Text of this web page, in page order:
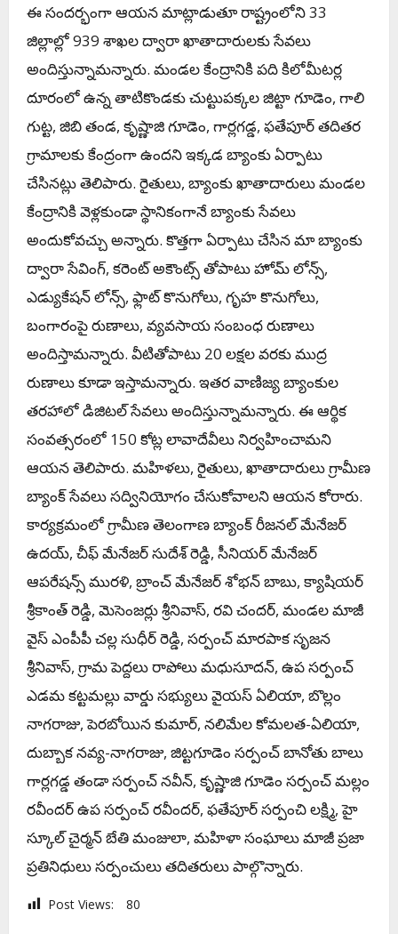
ఈ సందర్భంగా ఆయన మాట్లాడుతూ రాష్ట్రంలోని 33
జిల్లాల్లో 939 శాఖల ద్వారా ఖాతాదారులకు సేవలు
అందిస్తున్నామన్నారు. మండల కేంద్రానికి పది కిలోమీటర్ల
దూరంలో ఉన్న తాటికొండకు చుట్టుపక్కల జిట్టా గూడెం, గాలి
గుట్ట, జిబి తండ, కృష్ణాజి గూడెం, గార్లగడ్డ, ఫతేపూర్ తదితర
గ్రామాలకు కేంద్రంగా ఉందని ఇక్కడ బ్యాంకు ఏర్పాటు
చేసినట్లు తెలిపారు. రైతులు, బ్యాంకు ఖాతాదారులు మండల
కేంద్రానికి వెళ్లకుండా స్థానికంగానే బ్యాంకు సేవలు
అందుకోవచ్చు అన్నారు. కొత్తగా ఏర్పాటు చేసిన మా బ్యాంకు
ద్వారా సేవింగ్, కరెంట్ అకౌంట్స్ తోపాటు హోమ్ లోన్స్,
ఎడ్యుకేషన్ లోన్స్, ఫ్లాట్ కొనుగోలు, గృహ కొనుగోలు,
బంగారంపై రుణాలు, వ్యవసాయ సంబంధ రుణాలు
అందిస్తామన్నారు. వీటితోపాటు 20 లక్షల వరకు ముద్ర
రుణాలు కూడా ఇస్తామన్నారు. ఇతర వాణిజ్య బ్యాంకుల
తరహాలో డిజిటల్ సేవలు అందిస్తున్నామన్నారు. ఈ ఆర్థిక
సంవత్సరంలో 150 కోట్ల లావాదేవీలు నిర్వహించామని
ఆయన తెలిపారు. మహిళలు, రైతులు, ఖాతాదారులు గ్రామీణ
బ్యాంక్ సేవలు సద్వినియోగం చేసుకోవాలని ఆయన కోరారు.
కార్యక్రమంలో గ్రామీణ తెలంగాణ బ్యాంక్ రీజనల్ మేనేజర్
ఉదయ్, చీఫ్ మేనేజర్ సుదేశ్ రెడ్డి, సీనియర్ మేనేజర్
ఆపరేషన్స్ మురళి, బ్రాంచ్ మేనేజర్ శోభన్ బాబు, క్యాషియర్
శ్రీకాంత్ రెడ్డి, మెసెంజర్లు శ్రీనివాస్, రవి చందర్, మండల మాజీ
వైస్ ఎంపీపీ చల్ల సుధీర్ రెడ్డి, సర్పంచ్ మారపాక సృజన
శ్రీనివాస్, గ్రామ పెద్దలు రాపోలు మధుసూదన్, ఉప సర్పంచ్
ఎడమ కట్టమల్లు వార్డు సభ్యులు వైయస్ ఏలియా, బొల్లం
నాగరాజు, పెరబోయిన కుమార్, నలిమేల కోమలత-ఏలియా,
దుబ్బాక నవ్య-నాగరాజు, జిట్టగూడెం సర్పంచ్ బానోతు బాలు
గార్లగడ్డ తండా సర్పంచ్ నవీన్, కృష్ణాజి గూడెం సర్పంచ్ మల్లం
రవీందర్ ఉప సర్పంచ్ రవీందర్, ఫతేపూర్ సర్పంచి లక్ష్మి, హై
స్కూల్ చైర్మన్ బేతి మంజులా, మహిళా సంఘాలు మాజీ ప్రజా
ప్రతినిధులు సర్పంచులు తదితరులు పాల్గొన్నారు.
Post Views: 80